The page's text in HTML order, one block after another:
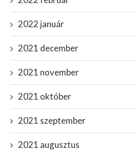
2022 január
2021 december
2021 november
2021 október
2021 szeptember
2021 augusztus